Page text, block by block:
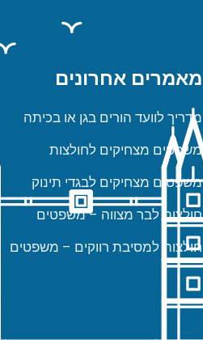
מאמרים אחרונים
מדריך לוועד הורים בגן או בכיתה
משפטים מצחיקים לחולצות
משפטים מצחיקים לבגדי תינוק
חולצות לבר מצווה – משפטים
חולצות למסיבת רווקים – משפטים